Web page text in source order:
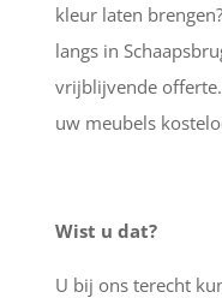
kleur laten
langs in
vrijblijvende
uw meubels
Wist u dat?
U bij ons terecht